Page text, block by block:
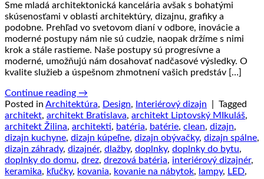
Sme mladá architektonická kancelária avšak s bohatými
skúsenosťami v oblasti architektúry, dizajnu, grafiky a
podobne. Prehľad vo svetovom dianí v odbore, inovácie a
moderné postupy nám nie sú cudzie, naopak držíme s nimi
krok a stále rastieme. Naše postupy sú progresívne a
moderné, umožňujú nám dosahovať nadčasové výsledky. O
kvalite služieb a úspešnom zhmotnení vašich predstáv […]
Continue reading →
Posted in Architektúra, Design, Interiérový dizajn
Tagged
architekt, architekt Bratislava, architekt Liptovský MIkuláš,
architekt Žilina, architekti, batéria, batérie, clean, dizajn,
dizajn kuchyne, dizajn kúpeľne, dizajn obývačky, dizajn spálne,
dizajn záhrady, dizajnér, dlažby, doplnky, doplnky do bytu,
doplnky do domu, drez, drezová batéria, interiérový dizajnér,
keramika, kľučky, kovania, kovanie na nábytok, lampy, LED,